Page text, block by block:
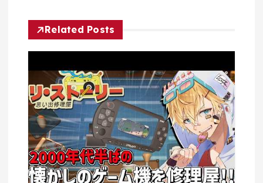
ョ
ンRelated Posts